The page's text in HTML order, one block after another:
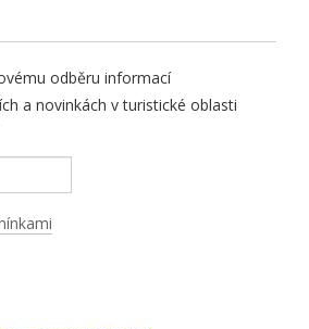
odběru informací
a novinkách v turistické oblasti